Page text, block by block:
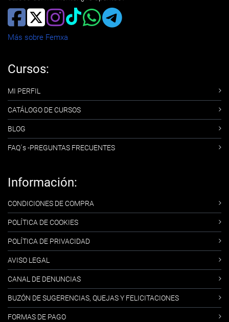
Más sobre Femxa
Cursos:
MI PERFIL
CATÁLOGO DE CURSOS
BLOG
FAQ´s -PREGUNTAS FRECUENTES
Información:
CONDICIONES DE COMPRA
POLÍTICA DE COOKIES
POLÍTICA DE PRIVACIDAD
AVISO LEGAL
CANAL DE DENUNCIAS
BUZÓN DE SUGERENCIAS, QUEJAS Y FELICITACIONES
FORMAS DE PAGO